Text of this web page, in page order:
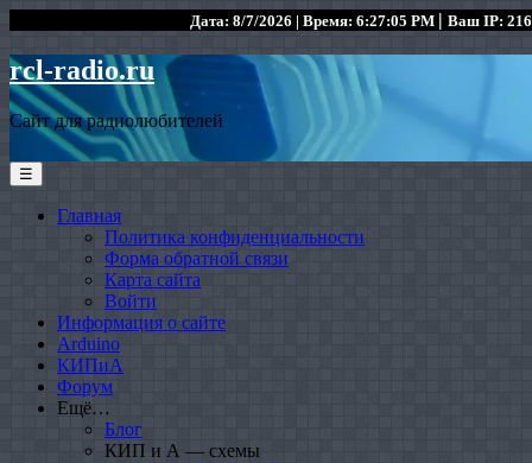
Дата: 8/7/2026 | Время: 6:27:05 PM | Ваш IP:
rcl-radio.ru
Сайт для радиолюбителей
☰
Главная
Политика конфиденциальности
Форма обратной связи
Карта сайта
Войти
Информация о сайте
Arduino
КИПиА
Форум
Ещё…
Блог
КИП и А — схемы